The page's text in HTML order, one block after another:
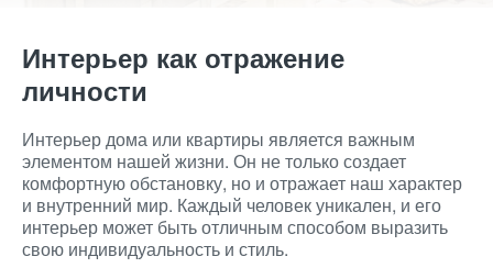
Интерьер как отражение
личности
Интерьер дома или квартиры является важным
элементом нашей жизни. Он не только создает
комфортную обстановку, но и отражает наш характер
и внутренний мир. Каждый человек уникален, и его
интерьер может быть отличным способом выразить
свою индивидуальность и стиль.